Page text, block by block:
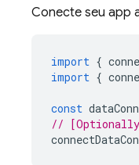
Conecte seu app
import {
import {
const
//